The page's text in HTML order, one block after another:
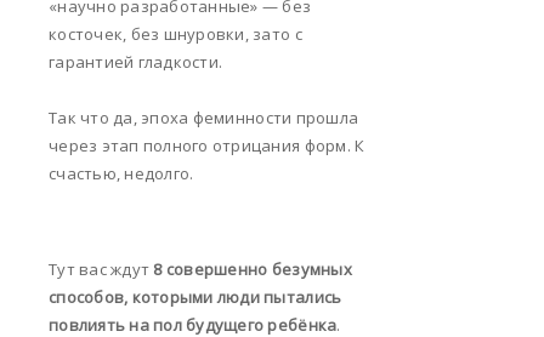
«научно разработанные» — без
косточек, без шнуровки, зато с
гарантией гладкости.
Так что да, эпоха феминности прошла
через этап полного отрицания форм. К
счастью, недолго.
Тут вас ждут 8 совершенно безумных
способов, которыми люди пытались
повлиять на пол будущего ребёнка.